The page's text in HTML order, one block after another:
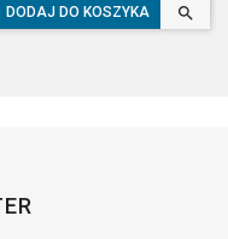
DODAJ DO KOSZYKA 